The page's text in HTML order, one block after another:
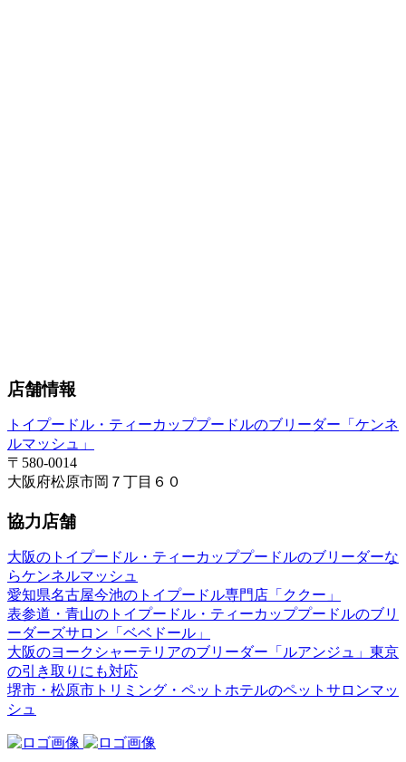
店舗情報
トイプードル・ティーカッププードルのブリーダー「ケンネ
ルマッシュ」
〒580-0014
大阪府松原市岡７丁目６０
協力店舗
大阪のトイプードル・ティーカッププードルのブリーダーな
らケンネルマッシュ
愛知県名古屋今池のトイプードル専門店「ククー」
表参道・青山のトイプードル・ティーカッププードルのブリ
ーダーズサロン「ベベドール」
大阪のヨークシャーテリアのブリーダー「ルアンジュ」東京
の引き取りにも対応
堺市・松原市トリミング・ペットホテルのペットサロンマッ
シュ